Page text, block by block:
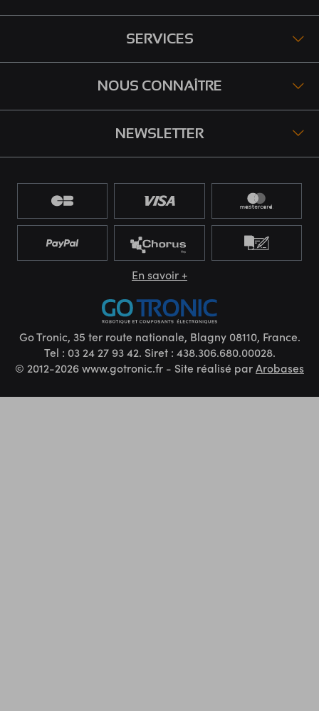
SERVICES
NOUS CONNAÎTRE
NEWSLETTER
En savoir +
Go Tronic, 35 ter route nationale, Blagny 08110, France.
Tel : 03 24 27 93 42. Siret : 438.306.680.00028.
© 2012-2026 www.gotronic.fr - Site réalisé parArobases